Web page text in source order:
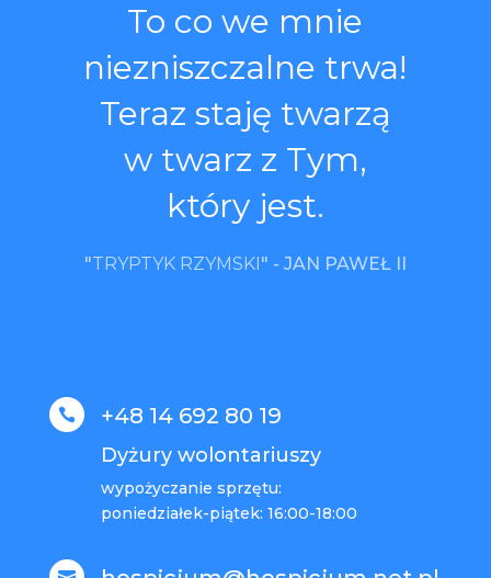
To co we mnie
niezniszczalne trwa!
Teraz staję twarzą
w twarz z Tym,
który jest.
"TRYPTYK RZYMSKI" - JAN PAWEŁ II
 +48 14 692 80 19
Dyżury wolontariuszy
wypożyczanie sprzętu:
poniedziałek-piątek: 16:00-18:00